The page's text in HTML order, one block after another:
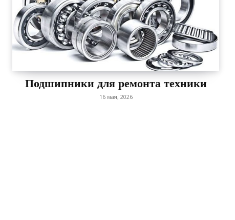
Подшипники для ремонта техники
16 мая, 2026